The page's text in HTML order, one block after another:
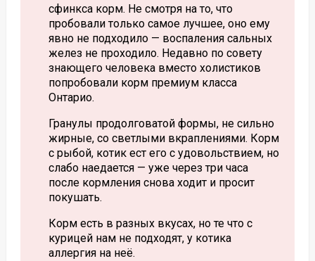
сфинкса корм. Не смотря на то, что
пробовали только самое лучшее, оно ему
явно не подходило — воспаления сальных
желез не проходило. Недавно по совету
знающего человека вместо холистиков
попробовали корм премиум класса
Онтарио.
Гранулы продолговатой формы, не сильно
жирные, со светлыми вкраплениями. Корм
с рыбой, котик ест его с удовольствием, но
слабо наедается — уже через три часа
после кормления снова ходит и просит
покушать.
Корм есть в разных вкусах, но те что с
курицей нам не подходят, у котика
аллергия на неё.